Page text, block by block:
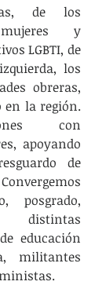
de los
y
LGBTI, de
los
obreras,
la región.
con
apoyando
de
posgrado,
distintas
educación
militantes